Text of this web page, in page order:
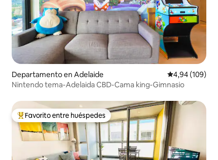
Departamento en Adelaide Calificación
4,94 (109)
Nintendo tema-Adelaida CBD-Cama king-Gimnasio
Favorito entre los huéspedes más destacados
Favorito entre huéspedes